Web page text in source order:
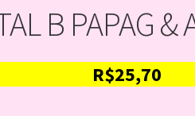
B PAPAG &
R$25,70